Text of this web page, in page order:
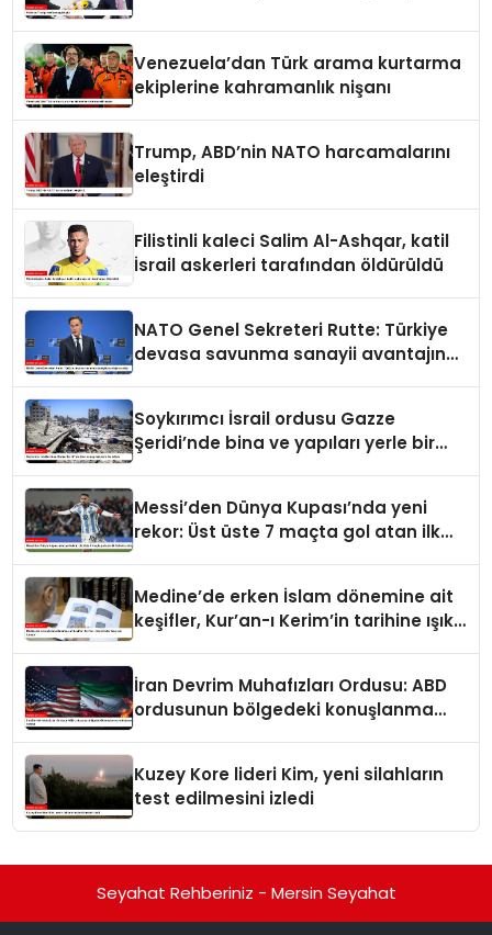
Venezuela’dan Türk arama kurtarma
ekiplerine kahramanlık nişanı
Trump, ABD’nin NATO harcamalarını
eleştirdi
Filistinli kaleci Salim Al-Ashqar, katil
İsrail askerleri tarafından öldürüldü
NATO Genel Sekreteri Rutte: Türkiye
devasa savunma sanayii avantajına
Soykırımcı İsrail ordusu Gazze
Şeridi’nde bina ve yapıları yerle bir
Messi’den Dünya Kupası’nda yeni
rekor: Üst üste 7 maçta gol atan ilk
Medine’de erken İslam dönemine ait
keşifler, Kur’an-ı Kerim’in tarihine ışık
İran Devrim Muhafızları Ordusu: ABD
ordusunun bölgedeki konuşlanma
Kuzey Kore lideri Kim, yeni silahların
test edilmesini izledi
Seyahat Rehberiniz - Mersin Seyahat